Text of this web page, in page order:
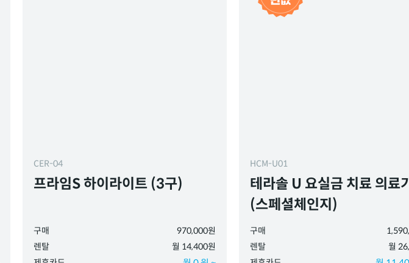
CER-04
프라임S 하이라이트 (3구)
구매
970,000원
렌탈
월 14,400원
HCM-U01
테라솔 U 요실금 치료 의료
(스페셜체인지)
구매
렌탈
월